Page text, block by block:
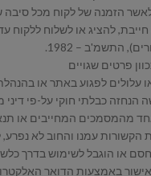
לאשר הזמנה של לקוח מכל
להציג או לשלוח ללקוח
פרטים שגויים
עלולים לפגוע באתר או
כבלתי חוקי על-פי
מהמסמכים המחייבים או
הקשורות עמנו והחוב לא
או הוגבל לשימוש בדרך